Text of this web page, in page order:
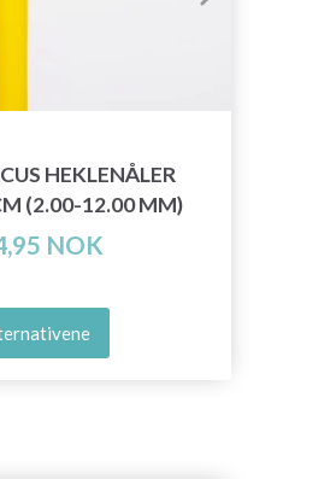
HEKLENÅLER
(2.00-12.00 MM)
NOK